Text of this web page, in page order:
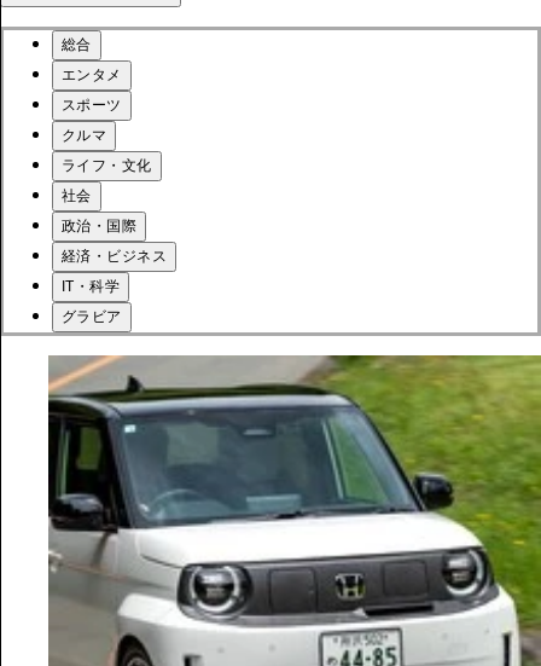
総合
エンタメ
スポーツ
クルマ
ライフ・文化
社会
政治・国際
経済・ビジネス
IT・科学
グラビア